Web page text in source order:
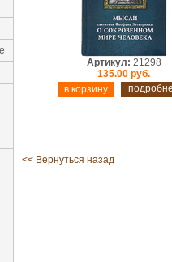
Артикул: 21298
135.00 руб.
<< Вернуться назад